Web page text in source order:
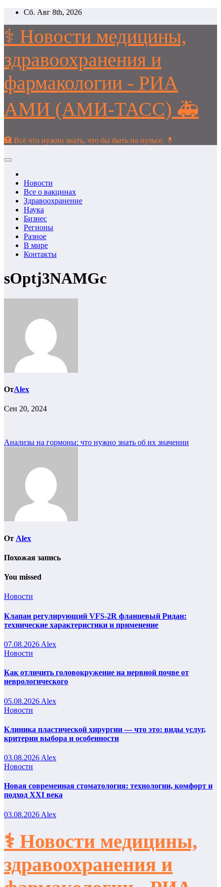
Перейти
содержимому
Сб. Авг 8th, 2026
⚕️ Новости медицины,
здравоохранения и
фармакологии - РИА
АМИ (АМИ-ТАСС) 🚑
🏥 Всё что нужно знать, что бы быть на пульсе. 💊
Новости
Все о вакцинах
Здравоохранение
Наука
Бизнес
Регионы
Разное
В мире
Контакты
sOptj3NAMGc
ОтAlex
Сен 20, 2024
Навигация
записям
Анализы на гормоны: что нужно знать об их значении
От Alex
Похожая запись
You missed
Новости
Клапан регулирующий VFS-2R фланцевый Ридан:
технические характеристики и применение
07.08.2026 Alex
Новости
Как отличить головокружение на нервной почве от
неврологического
05.08.2026 Alex
Новости
Клиника пластической хирургии — что это: виды услуг,
критерии выбора и особенности
03.08.2026 Alex
Новости
Новая современная стоматология: технологии, комфорт и
подход XXI века
03.08.2026 Alex
⚕️ Новости медицины,
здравоохранения и